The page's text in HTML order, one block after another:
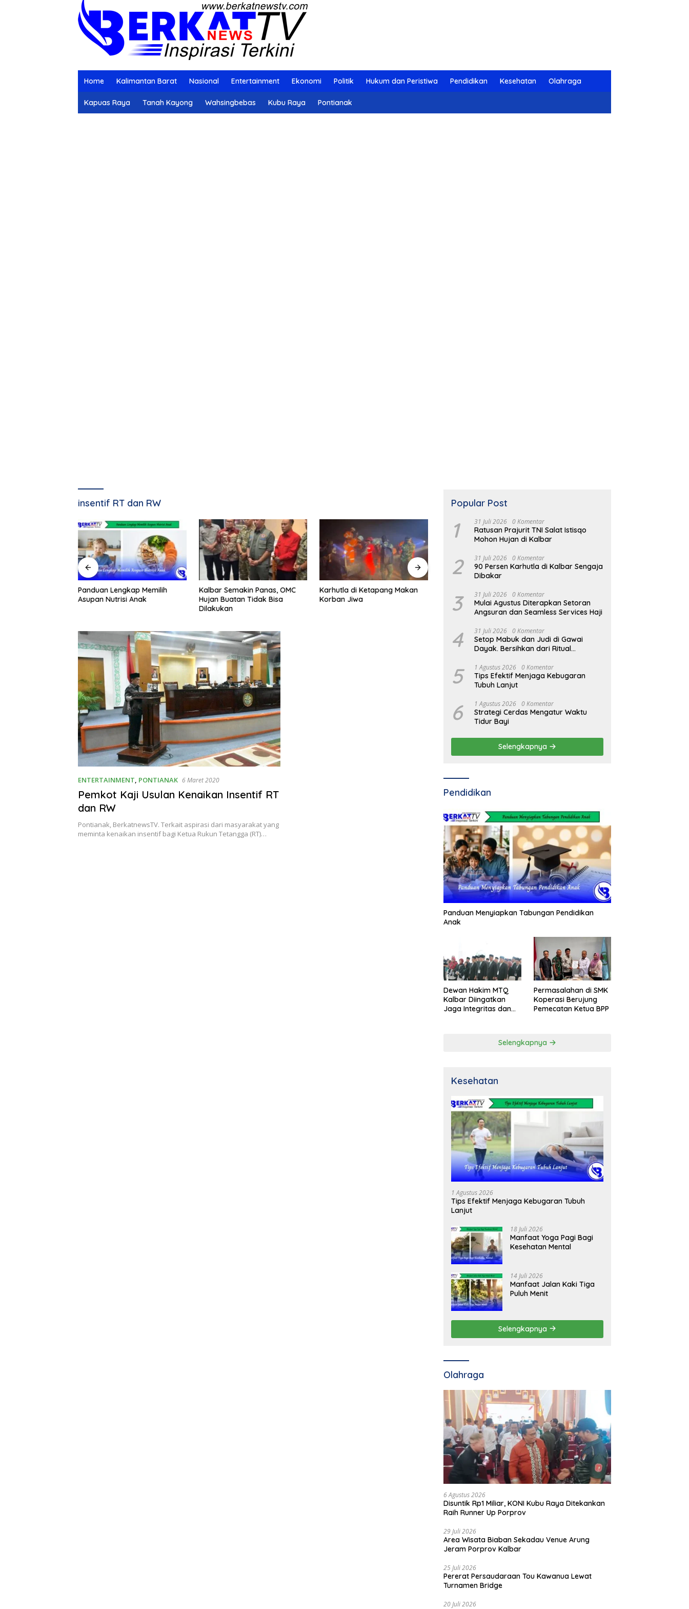
Home Kalimantan Barat Nasional Entertainment Ekonomi Politik Hukum dan Peristiwa Pendidikan Kesehatan Olahraga
Kapuas Raya Tanah Kayong Wahsingbebas Kubu Raya Pontianak
insentif RT dan RW
Panduan Lengkap Memilih
Asupan Nutrisi Anak
Kalbar Semakin Panas, OMC
Hujan Buatan Tidak Bisa
Dilakukan
Karhutla di Ketapang Makan
Korban Jiwa
Firman’s Grup Beberkan
Potensi Hilirisasi Industri Pala
dan Kelapa ke Wakil Ketua
Raya Ditekankan Raih Runner
Up Porprov
ENTERTAINMENT, PONTIANAK 6 Maret 2020
Pemkot Kaji Usulan Kenaikan Insentif RT
dan RW
Pontianak, BerkatnewsTV. Terkait aspirasi dari masyarakat yang
meminta kenaikan insentif bagi Ketua Rukun Tetangga (RT)…
Popular Post
1 31 Juli 2026 0 Komentar
Ratusan Prajurit TNI Salat Istisqo
Mohon Hujan di Kalbar
2 31 Juli 2026 0 Komentar
90 Persen Karhutla di Kalbar Sengaja
Dibakar
3 31 Juli 2026 0 Komentar
Mulai Agustus Diterapkan Setoran
Angsuran dan Seamless Services Haji
4 31 Juli 2026 0 Komentar
Setop Mabuk dan Judi di Gawai
Dayak. Bersihkan dari Ritual
5 1 Agustus 2026 0 Komentar
Tips Efektif Menjaga Kebugaran
Tubuh Lanjut
6 1 Agustus 2026 0 Komentar
Strategi Cerdas Mengatur Waktu
Tidur Bayi
Selengkapnya
Pendidikan
Panduan Menyiapkan Tabungan Pendidikan
Anak
Dewan Hakim MTQ
Kalbar Diingatkan
Jaga Integritas dan
Permasalahan di SMK
Koperasi Berujung
Pemecatan Ketua BPP
Selengkapnya
Kesehatan
1 Agustus 2026
Tips Efektif Menjaga Kebugaran Tubuh
Lanjut
18 Juli 2026
Manfaat Yoga Pagi Bagi
Kesehatan Mental
14 Juli 2026
Manfaat Jalan Kaki Tiga
Puluh Menit
Selengkapnya
Olahraga
6 Agustus 2026
Disuntik Rp1 Miliar, KONI Kubu Raya Ditekankan
Raih Runner Up Porprov
29 Juli 2026
Area Wisata Biaban Sekadau Venue Arung
Jeram Porprov Kalbar
25 Juli 2026
Pererat Persaudaraan Tou Kawanua Lewat
Turnamen Bridge
20 Juli 2026